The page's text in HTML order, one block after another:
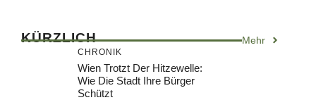
KÜRZLICH Mehr
CHRONIK
Wien Trotzt Der Hitzewelle:
Wie Die Stadt Ihre Bürger
Schützt